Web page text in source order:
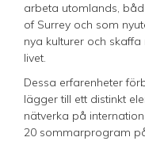
arbeta utomlands,
of Surrey och som
nya kulturer och
livet.
Dessa erfarenheter
lägger till ett distinkt
nätverka på
20 sommarprogram